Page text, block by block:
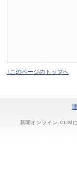
↑このページのトップへ
新聞オンライン.COM